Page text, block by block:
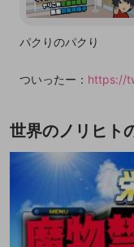
パクりのパクり
ついったー： https://
世界のノリヒト